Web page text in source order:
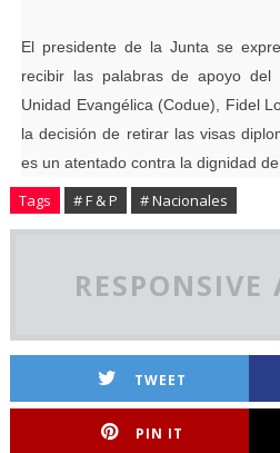
El presidente de la Junta se
recibir las palabras de apoyo del
Unidad Evangélica (Codue), Fidel
la decisión de retirar las visas
es un atentado contra la dignidad de
Tags # F & P # Nacionales
RESPONSIVE
TWEET
PIN IT